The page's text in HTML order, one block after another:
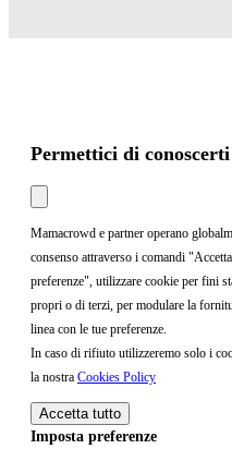
Permettici di
Mamacrowd e partner operano
consenso attraverso i comandi
preferenze", utilizzare cookie per fini
propri o di terzi, per modulare la
linea con le tue preferenze.
In caso di rifiuto utilizzeremo solo i
la nostra Cookies Policy
Accetta tutto
Imposta preferenze